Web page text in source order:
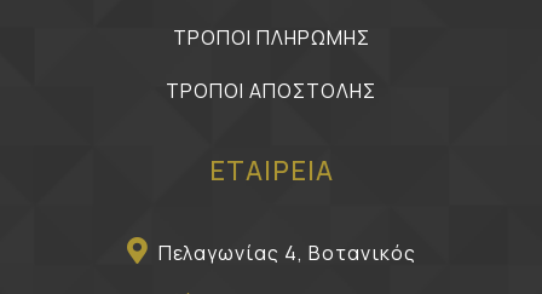
ΤΡΟΠΟΙ ΠΛΗΡΩΜΗΣ
ΤΡΟΠΟΙ ΑΠΟΣΤΟΛΗΣ
ΕΤΑΙΡΕΙΑ
Πελαγωνίας 4, Βοτανικός